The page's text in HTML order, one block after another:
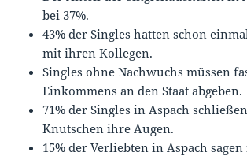
bei 37%.
43% der Singles hatten schon
mit ihren Kollegen.
Singles ohne Nachwuchs müssen
Einkommens an den Staat abgeben.
71% der Singles in Aspach
Knutschen ihre Augen.
15% der Verliebten in Aspach